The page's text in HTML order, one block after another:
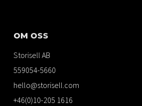
OM OSS
Storisell AB
559054-5660
hello@storisell.com
+46(0)10-205 1616